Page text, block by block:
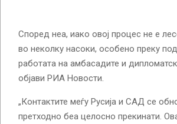
Според неа, иако овој процес не е
во неколку насоки, особено преку
работата на амбасадите и
објави РИА Новости.
„Контактите меѓу Русија и САД се
претходно беа целосно прекинати.